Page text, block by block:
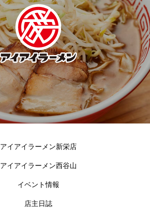
アイアイラーメン新栄店
アイアイラーメン西谷山
イベント情報
店主日誌